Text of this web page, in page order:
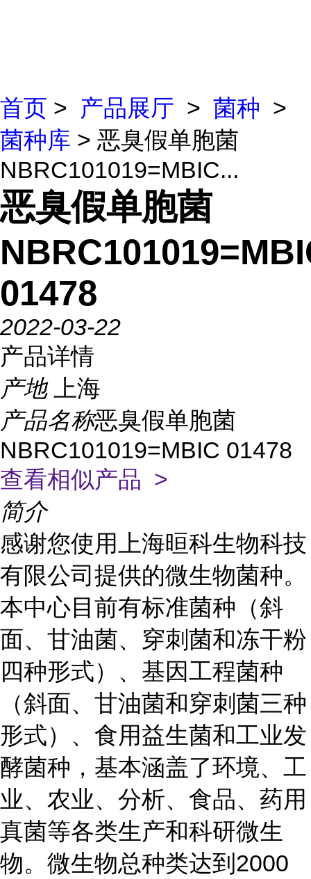
首页 > 产品展厅 > 菌种 >
菌种库 > 恶臭假单胞菌
NBRC101019=MBIC...
恶臭假单胞菌
01478
2022-03-22
产品详情
产地
上海
产品名称恶臭假单胞菌
NBRC101019=MBIC 01478
查看相似产品 >
简介
感谢您使用上海晅科生物科技
有限公司提供的微生物菌种。
本中心目前有标准菌种（斜
面、甘油菌、穿刺菌和冻干粉
四种形式）、基因工程菌种
（斜面、甘油菌和穿刺菌三种
形式）、食用益生菌和工业发
酵菌种，基本涵盖了环境、工
业、农业、分析、食品、药用
真菌等各类生产和科研微生
物。微生物总种类达到2000